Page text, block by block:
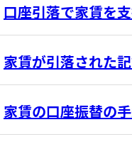
口座引落で家賃を
家賃が引落された
家賃の口座振替の